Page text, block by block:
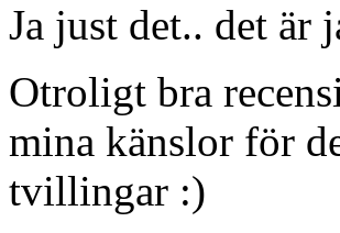
Ja just det.. det
Otroligt bra
mina känslor för
tvillingar :)